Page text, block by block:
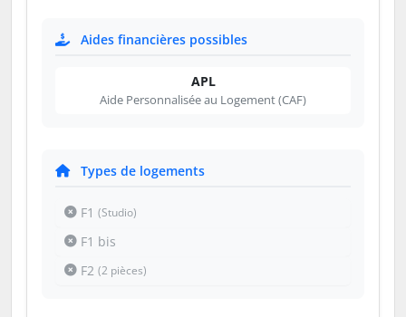
Aides financières possibles
APL
Aide Personnalisée au Logement (CAF)
Types de logements
F1 (Studio)
F1 bis
F2 (2 pièces)